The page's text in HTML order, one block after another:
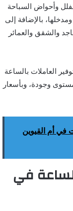
وأحواض السباحة
بالإضافة إلى
والشقق والعمائر
العاملات بالساعة
وجودة، وبأسعار
أم القيوين
في